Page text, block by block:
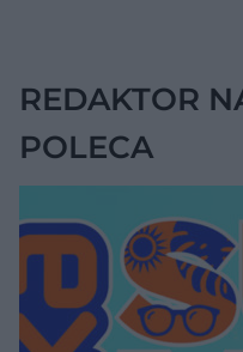
REDAKTOR
POLECA